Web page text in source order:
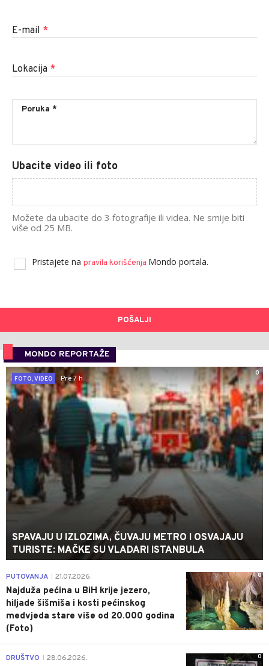
E-mail *
Lokacija *
Ubacite video ili foto
Možete da ubacite do 3 fotografije ili videa. Ne smije biti
više od 25 MB.
Pristajete na pravila korišćenja Mondo portala.
POŠALJI
MONDO REPORTAŽE
0
FOTO, VIDEO
Pre 7 h
SPAVAJU U IZLOZIMA, ČUVAJU METRO I OSVAJAJU
TURISTE: MAČKE SU VLADARI ISTANBULA
0
PUTOVANJA 21.07.2026.
Najduža pećina u BiH krije jezero,
hiljade šišmiša i kosti pećinskog
medvjeda stare više od 20.000 godina
(Foto)
0
DRUŠTVO 28.06.2026.